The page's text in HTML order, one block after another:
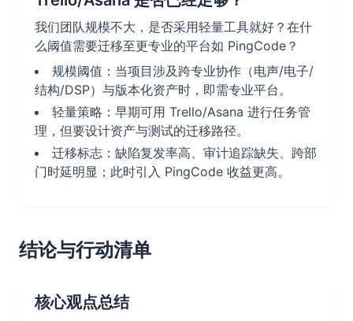
我们团队规模不大，是否采用轻量工具就好？在什
么阈值需要迁移至更专业的平台如 PingCode？
规模阈值：当项目涉及跨专业协作（电声/电子/
结构/DSP）与版本化资产时，即需专业平台。
轻量策略：早期可用 Trello/Asana 进行任务管
理，但要设计资产与测试的迁移路径。
迁移标志：缺陷复发率高、审计追踪缺失、跨部
门时延明显；此时引入 PingCode 收益更高。
结论与行动清单
核心观点总结